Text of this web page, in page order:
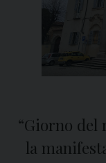
“Giorno del
la